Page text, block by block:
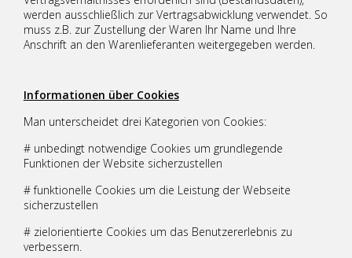
werden ausschließlich zur Vertragsabwicklung verwendet. So
muss z.B. zur Zustellung der Waren Ihr Name und Ihre
Anschrift an den Warenlieferanten weitergegeben werden.
Informationen über Cookies
Man unterscheidet drei Kategorien von Cookies:
# unbedingt notwendige Cookies um grundlegende
Funktionen der Website sicherzustellen
# funktionelle Cookies um die Leistung der Webseite
sicherzustellen
# zielorientierte Cookies um das Benutzererlebnis zu
verbessern.